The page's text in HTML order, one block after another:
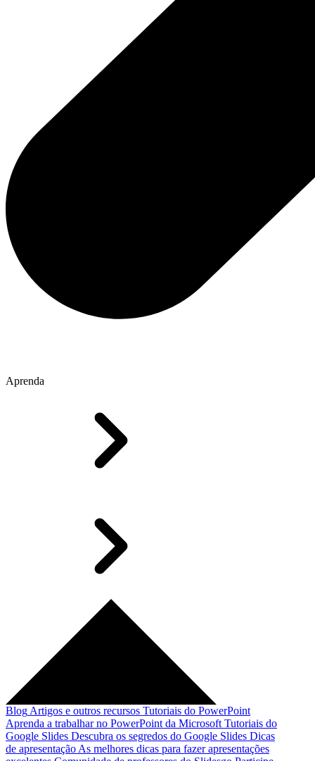
Aprenda
Blog Artigos e outros recursos Tutoriais do PowerPoint
Aprenda a trabalhar no PowerPoint da Microsoft Tutoriais do
Google Slides Descubra os segredos do Google Slides Dicas
de apresentação As melhores dicas para fazer apresentações